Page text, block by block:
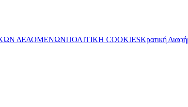
ΔΕΔΟΜΕΝΩΝΠΟΛΙΤΙΚΗ COOKIESΚρατική